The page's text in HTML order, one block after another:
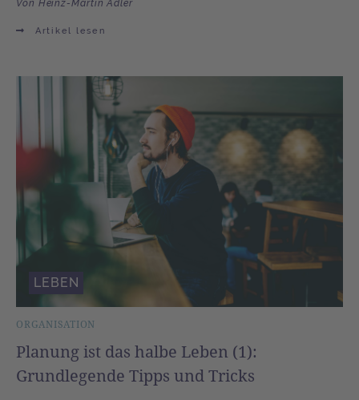
Von Heinz-Martin Adler
Artikel lesen
ORGANISATION
Planung ist das halbe Leben (1):
Grundlegende Tipps und Tricks
LEBEN